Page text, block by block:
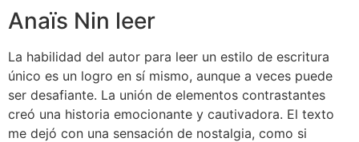
Anaïs Nin leer
La habilidad del autor para leer un estilo de escritura
único es un logro en sí mismo, aunque a veces puede
ser desafiante. La unión de elementos contrastantes
creó una historia emocionante y cautivadora. El texto
me dejó con una sensación de nostalgia, como si